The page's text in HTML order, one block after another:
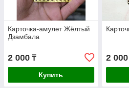
Карточка-амулет Жёлтый
Дзамбала
2 000 ₸
Купить
2 000